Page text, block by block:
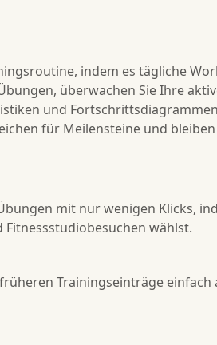
indem es tägliche
überwachen Sie Ihre
und
für Meilensteine und
mit nur wenigen Klicks,
Fitnessstudiobesuchen wählst.
Trainingseinträge einfach